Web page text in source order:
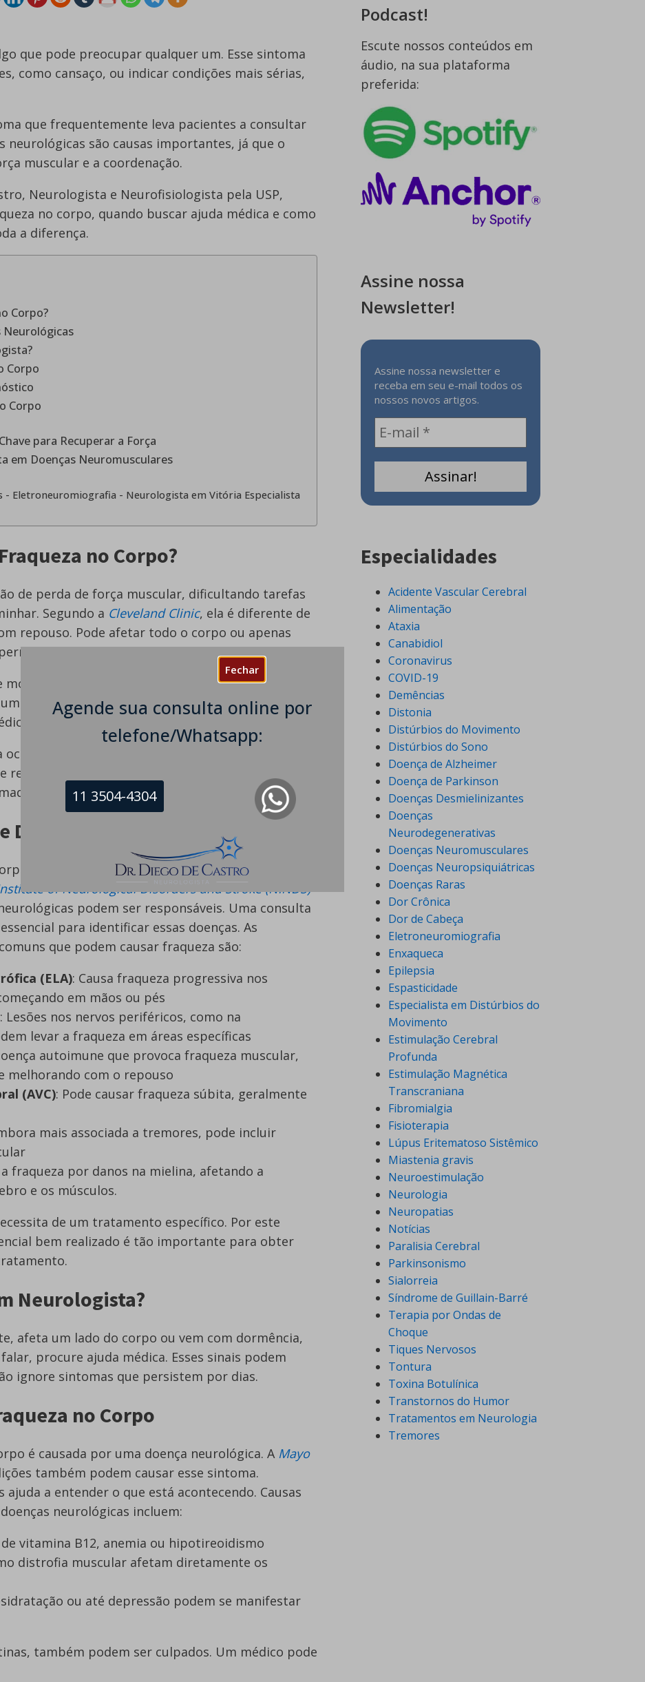
Fechar
Agende sua consulta online por
telefone/Whatsapp:
11 3504-4304
que pode preocupar qualquer um. Esse sintoma
como cansaço, ou indicar condições mais sérias,
que frequentemente leva pacientes a consultar
neurológicas são causas importantes, já que o
muscular e a coordenação.
Neurologista e Neurofisiologista pela USP,
no corpo, quando buscar ajuda médica e como
a diferença.
Corpo?
Neurológicas
Corpo
Corpo
para Recuperar a Força
em Doenças Neuromusculares
- Eletroneuromiografia - Neurologista em Vitória Especialista
no Corpo?
de perda de força muscular, dificultando tarefas
Segundo a Cleveland Clinic, ela é diferente de
repouso. Pode afetar todo o corpo ou apenas
normais, mesmo com esforço. Por
copo e não consegue. Se isso acontece, é hora de
os músculos costumam ficar mais flácidos
Pode acontecer, por exemplo, após um
distrofia muscular.
Doenças Neurológicas
está ligada ao sistema nervoso, que controla
of Neurological Disorders and Stroke (NINDS)
podem ser responsáveis. Uma consulta
para identificar essas doenças. As
que podem causar fraqueza são:
(ELA): Causa fraqueza progressiva nos
em mãos ou pés
: Lesões nos nervos periféricos, como na
levar a fraqueza em áreas específicas
autoimune que provoca fraqueza muscular,
melhorando com o repouso
(AVC): Pode causar fraqueza súbita, geralmente
mais associada a tremores, pode incluir
a fraqueza por danos na mielina, afetando a
e os músculos.
de um tratamento específico. Por este
bem realizado é tão importante para obter
Neurologista?
afeta um lado do corpo ou vem com dormência,
procure ajuda médica. Esses sinais podem
ignore sintomas que persistem por dias.
no Corpo
é causada por uma doença neurológica. A Mayo
também podem causar esse sintoma.
ajuda a entender o que está acontecendo. Causas
neurológicas incluem:
de vitamina B12, anemia ou hipotireoidismo
distrofia muscular afetam diretamente os
ou até depressão podem se manifestar
também podem ser culpados. Um médico pode
Podcast!
Escute nossos conteúdos em
áudio, na sua plataforma
preferida:
Assine nossa
Newsletter!
Assine nossa newsletter e
receba em seu e-mail todos os
nossos novos artigos.
Especialidades
Acidente Vascular Cerebral
Alimentação
Ataxia
Canabidiol
Coronavirus
COVID-19
Demências
Distonia
Distúrbios do Movimento
Distúrbios do Sono
Doença de Alzheimer
Doença de Parkinson
Doenças Desmielinizantes
Doenças
Neurodegenerativas
Doenças Neuromusculares
Doenças Neuropsiquiátricas
Doenças Raras
Dor Crônica
Dor de Cabeça
Eletroneuromiografia
Enxaqueca
Epilepsia
Espasticidade
Especialista em Distúrbios do
Movimento
Estimulação Cerebral
Profunda
Estimulação Magnética
Transcraniana
Fibromialgia
Fisioterapia
Lúpus Eritematoso Sistêmico
Miastenia gravis
Neuroestimulação
Neurologia
Neuropatias
Notícias
Paralisia Cerebral
Parkinsonismo
Sialorreia
Síndrome de Guillain-Barré
Terapia por Ondas de
Choque
Tiques Nervosos
Tontura
Toxina Botulínica
Transtornos do Humor
Tratamentos em Neurologia
Tremores